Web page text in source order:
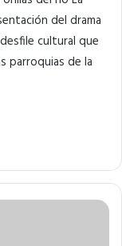
del drama
cultural que
parroquias de la